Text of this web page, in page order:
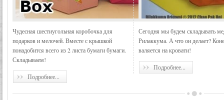
Чудесная шестиугольная коробочка для
подарков и мелочей. Вместе с крышкой
понадобится всего из 2 листа бумаги бумаги.
Складываем!
Подробнее...
Сегодня мы будем складывать
Рилаккума. А что он делает?
валяется на кровати!
Подробнее...